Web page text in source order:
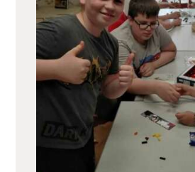
ZA KORISNIKE
ODJELI
DOKUMENTI
KONTAKT